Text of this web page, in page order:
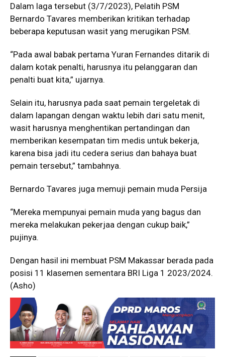
Dalam laga tersebut (3/7/2023), Pelatih PSM
Bernardo Tavares memberikan kritikan terhadap
beberapa keputusan wasit yang merugikan PSM.
“Pada awal babak pertama Yuran Fernandes ditarik di
dalam kotak penalti, harusnya itu pelanggaran dan
penalti buat kita,” ujarnya.
Selain itu, harusnya pada saat pemain tergeletak di
dalam lapangan dengan waktu lebih dari satu menit,
wasit harusnya menghentikan pertandingan dan
memberikan kesempatan tim medis untuk bekerja,
karena bisa jadi itu cedera serius dan bahaya buat
pemain tersebut,” tambahnya.
Bernardo Tavares juga memuji pemain muda Persija
“Mereka mempunyai pemain muda yang bagus dan
mereka melakukan pekerjaa dengan cukup baik,”
pujinya.
Dengan hasil ini membuat PSM Makassar berada pada
posisi 11 klasemen sementara BRI Liga 1 2023/2024.
(Asho)